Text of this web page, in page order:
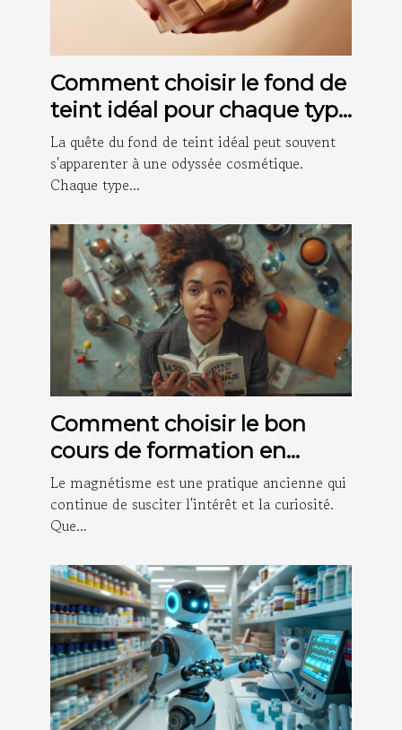
Comment choisir le fond de
teint idéal pour chaque type
de peau
La quête du fond de teint idéal peut souvent
s'apparenter à une odyssée cosmétique.
Chaque type...
Comment choisir le bon
cours de formation en
magnétisme
Le magnétisme est une pratique ancienne qui
continue de susciter l'intérêt et la curiosité.
Que...